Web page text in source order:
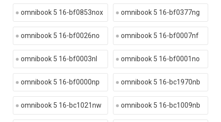
omnibook 5 16-bf0853nox omnibook 5 16-bf0377ng
omnibook 5 16-bf0026no omnibook 5 16-bf0007nf
omnibook 5 16-bf0003nl omnibook 5 16-bf0001no
omnibook 5 16-bf0000np omnibook 5 16-bc1970nb
omnibook 5 16-bc1021nw omnibook 5 16-bc1009nb